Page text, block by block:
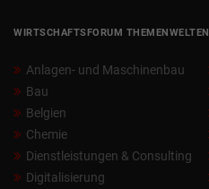
WIRTSCHAFTSFORUM THEMENWELTEN
Anlagen- und Maschinenbau
Bau
Belgien
Chemie
Dienstleistungen & Consulting
Digitalisierung